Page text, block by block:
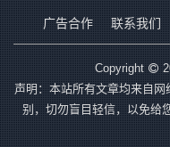
广告合作 联系我们
Copyright
声明：本站所有文章均来自
别，切勿盲目轻信，以免给